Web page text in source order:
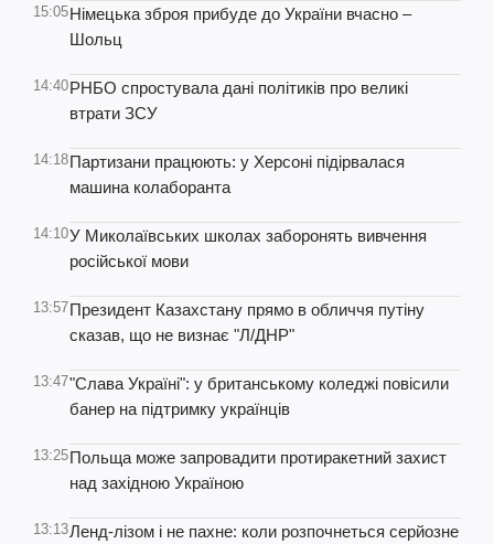
15:05Німецька зброя прибуде до України вчасно –
Шольц
14:40РНБО спростувала дані політиків про великі
втрати ЗСУ
14:18Партизани працюють: у Херсоні підірвалася
машина колаборанта
14:10У Миколаївських школах заборонять вивчення
російської мови
13:57Президент Казахстану прямо в обличчя путіну
сказав, що не визнає "Л/ДНР"
13:47"Слава Україні": у британському коледжі повісили
банер на підтримку українців
13:25Польща може запровадити протиракетний захист
над західною Україною
13:13Ленд-лізом і не пахне: коли розпочнеться серйозне